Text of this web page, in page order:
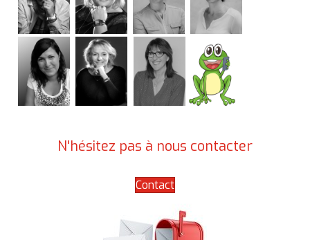
N'hésitez pas à nous contacter
Contact